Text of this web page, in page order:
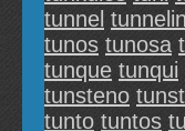
tunnel
tunos tunosa
tunque tunqui
tunsteno
tunto tuntos